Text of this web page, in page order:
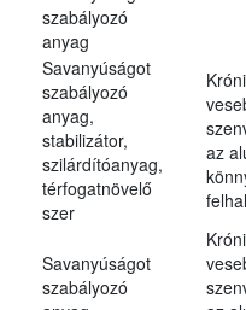
szabályozó
anyag
Savanyúságot
szabályozó
anyag,
stabilizátor,
szilárdítóanyag,
térfogatnövelő
szer
az
Savanyúságot
szabályozó